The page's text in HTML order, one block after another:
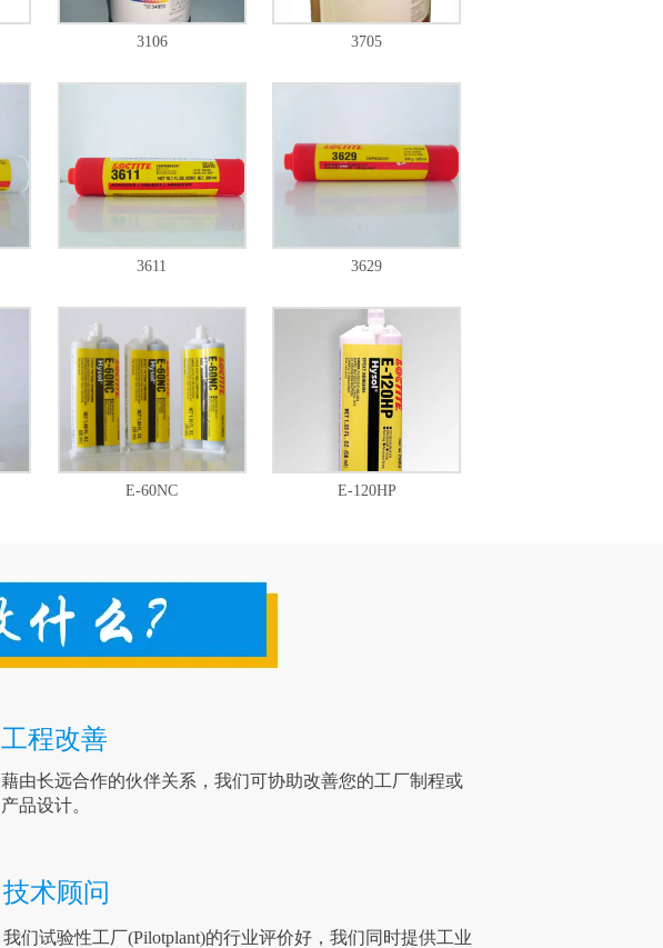
3106 3705
3611 3629
E-60NC E-120HP
工程改善
藉由长远合作的伙伴关系，我们可协助改善您的工厂制程或
产品设计。
技术顾问
我们试验性工厂(Pilotplant)的行业评价好，我们同时提供工业